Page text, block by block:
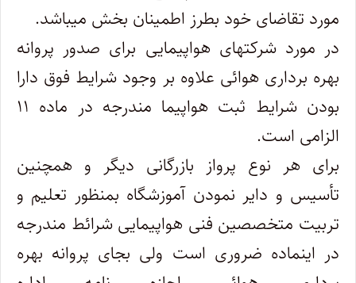
مورد تقاضای خود بطرز اطمینان بخش میباشد.
در مورد شرکتهای هواپیمایی برای صدور پروانه
بهره‌ برداری هوائی علاوه بر وجود شرایط فوق دارا
بودن شرایط ثبت هواپیما مندرجه در ماده ۱۱
الزامی ‌است.
برای هر نوع پرواز بازرگانی دیگر و همچنین
تأسیس و دایر نمودن آموزشگاه بمنظور تعلیم و
تربیت متخصصین فنی هواپیمایی شرائط مندرجه
در اینماده ضروری است ولی بجای پروانه بهره‌